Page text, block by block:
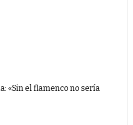
«Sin el flamenco no sería